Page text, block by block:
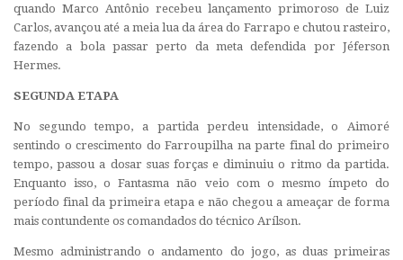
quando Marco Antônio recebeu lançamento primoroso de Luiz
Carlos, avançou até a meia lua da área do Farrapo e chutou rasteiro,
fazendo a bola passar perto da meta defendida por Jéferson
Hermes.
SEGUNDA ETAPA
No segundo tempo, a partida perdeu intensidade, o Aimoré
sentindo o crescimento do Farroupilha na parte final do primeiro
tempo, passou a dosar suas forças e diminuiu o ritmo da partida.
Enquanto isso, o Fantasma não veio com o mesmo ímpeto do
período final da primeira etapa e não chegou a ameaçar de forma
mais contundente os comandados do técnico Arílson.
Mesmo administrando o andamento do jogo, as duas primeiras